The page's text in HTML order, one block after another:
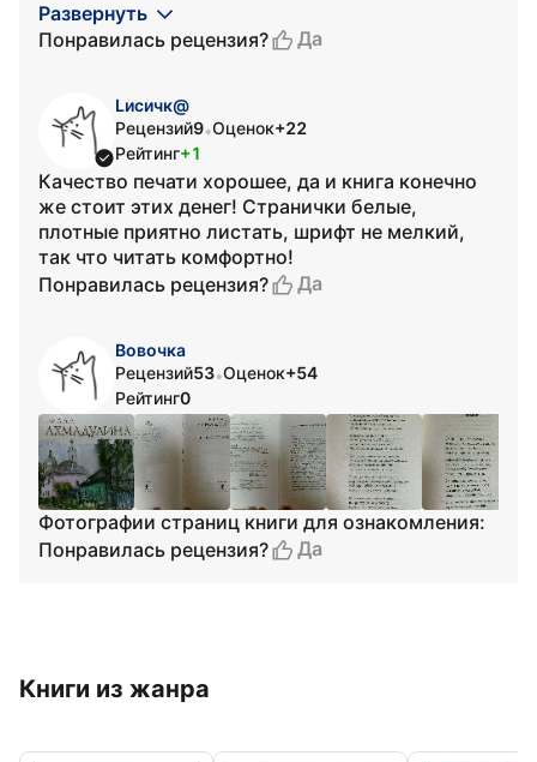
Развернуть
Понравилась рецензия?
Да
Lисичк@
Рецензий9•Оценок+22
Рейтинг+1
Качество печати хорошее, да и книга конечно
же стоит этих денег! Странички белые,
плотные приятно листать, шрифт не мелкий,
так что читать комфортно!
Понравилась рецензия?
Да
Вовочка
Рецензий53•Оценок+54
Рейтинг0
Фотографии страниц книги для ознакомления:
Понравилась рецензия?
Да
Книги из жанра